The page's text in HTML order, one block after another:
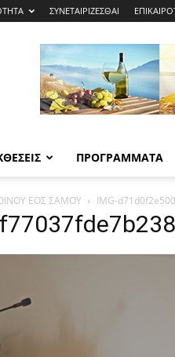
ΣΥΝΕΤΑΙΡΙΖΕΣΘΑΙ
ΠΡΟΓΡΑΜΜΑΤΑ
ΕΟΣ ΣΑΜΟΥ IMG-